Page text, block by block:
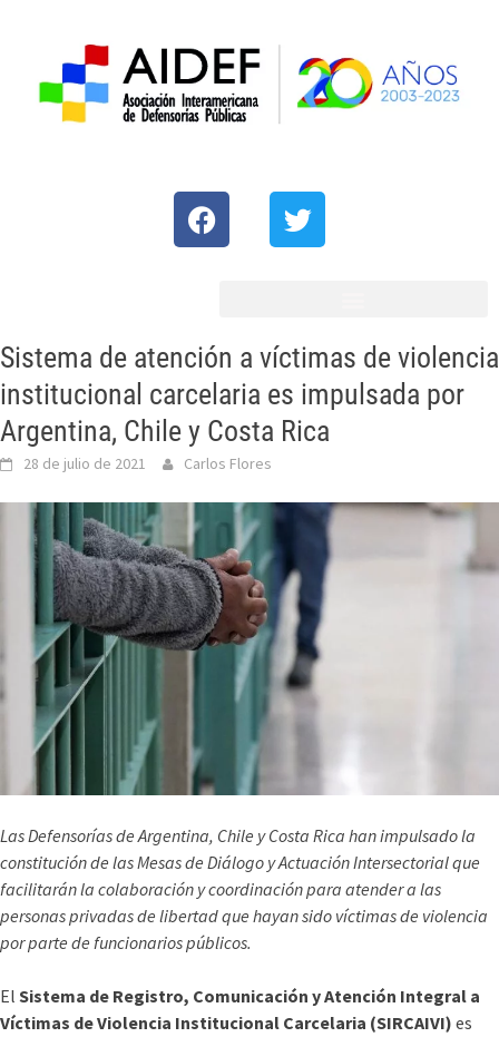
Sistema de atención a víctimas de violencia
institucional carcelaria es impulsada por
Argentina, Chile y Costa Rica
28 de julio de 2021 Carlos Flores
Las Defensorías de Argentina, Chile y Costa Rica han impulsado la
constitución de las Mesas de Diálogo y Actuación Intersectorial que
facilitarán la colaboración y coordinación para atender a las
personas privadas de libertad que hayan sido víctimas de violencia
por parte de funcionarios públicos.
El Sistema de Registro, Comunicación y Atención Integral a
Víctimas de Violencia Institucional Carcelaria (SIRCAIVI) es